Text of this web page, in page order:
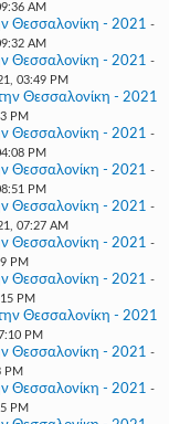
AM
Θεσσαλονίκη - 2021 -
AM
Θεσσαλονίκη - 2021 -
03:49 PM
Θεσσαλονίκη - 2021
PM
Θεσσαλονίκη - 2021 -
PM
Θεσσαλονίκη - 2021 -
PM
Θεσσαλονίκη - 2021 -
07:27 AM
Θεσσαλονίκη - 2021 -
PM
Θεσσαλονίκη - 2021 -
PM
Θεσσαλονίκη - 2021
PM
Θεσσαλονίκη - 2021 -
PM
Θεσσαλονίκη - 2021 -
PM